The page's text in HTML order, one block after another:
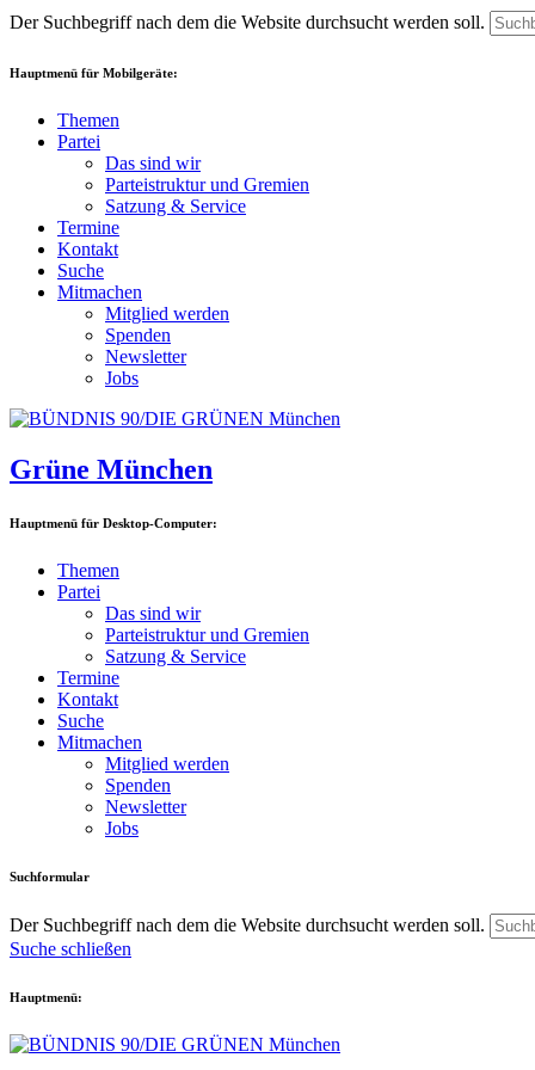
Der Suchbegriff nach dem die Website durchsucht werden soll.
Hauptmenü für Mobilgeräte:
Themen
Partei
Das sind wir
Parteistruktur und Gremien
Satzung & Service
Termine
Kontakt
Suche
Mitmachen
Mitglied werden
Spenden
Newsletter
Jobs
Grüne München
Hauptmenü für Desktop-Computer:
Themen
Partei
Das sind wir
Parteistruktur und Gremien
Satzung & Service
Termine
Kontakt
Suche
Mitmachen
Mitglied werden
Spenden
Newsletter
Jobs
Suchformular
Der Suchbegriff nach dem die Website durchsucht werden soll.
Suche schließen
Hauptmenü: